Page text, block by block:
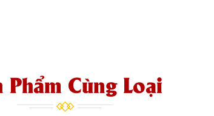
Phẩm Cùng Loại